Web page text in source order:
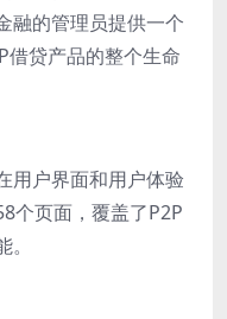
融的管理员提供一个
借贷产品的整个生命
用户界面和用户体验
个页面，覆盖了P2P